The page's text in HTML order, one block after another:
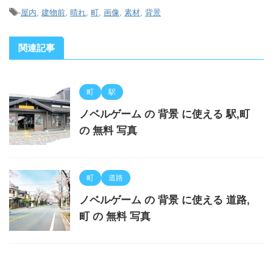
-屋内 建物前 晴れ 町 画像 素材 背景
関連記事
町 駅
ノベルゲーム の 背景 に使える 駅,町
の 無料 写真
町 道路
ノベルゲーム の 背景 に使える 道路,
町 の 無料 写真